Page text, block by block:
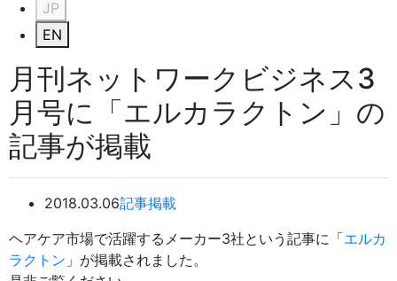
JP
EN
月刊ネットワークビジネス3
月号に「エルカラクトン」の
記事が掲載
2018.03.06記事掲載
ヘアケア市場で活躍するメーカー3社という記事に「エルカ
ラクトン 」が掲載されました。